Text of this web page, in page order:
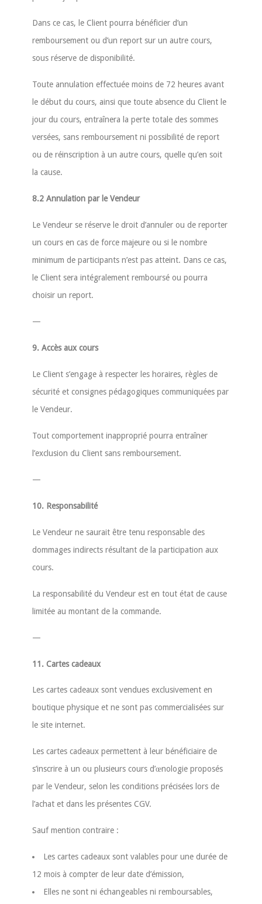
Dans ce cas, le Client pourra bénéficier d’un
remboursement ou d’un report sur un autre cours,
sous réserve de disponibilité.
Toute annulation effectuée moins de 72 heures avant
le début du cours, ainsi que toute absence du Client le
jour du cours, entraînera la perte totale des sommes
versées, sans remboursement ni possibilité de report
ou de réinscription à un autre cours, quelle qu’en soit
la cause.
8.2 Annulation par le Vendeur
Le Vendeur se réserve le droit d’annuler ou de reporter
un cours en cas de force majeure ou si le nombre
minimum de participants n’est pas atteint. Dans ce cas,
le Client sera intégralement remboursé ou pourra
choisir un report.
—
9. Accès aux cours
Le Client s’engage à respecter les horaires, règles de
sécurité et consignes pédagogiques communiquées par
le Vendeur.
Tout comportement inapproprié pourra entraîner
l’exclusion du Client sans remboursement.
—
10. Responsabilité
Le Vendeur ne saurait être tenu responsable des
dommages indirects résultant de la participation aux
cours.
La responsabilité du Vendeur est en tout état de cause
limitée au montant de la commande.
—
11. Cartes cadeaux
Les cartes cadeaux sont vendues exclusivement en
boutique physique et ne sont pas commercialisées sur
le site internet.
Les cartes cadeaux permettent à leur bénéficiaire de
s’inscrire à un ou plusieurs cours d’œnologie proposés
par le Vendeur, selon les conditions précisées lors de
l’achat et dans les présentes CGV.
Sauf mention contraire :
Les cartes cadeaux sont valables pour une durée de
12 mois à compter de leur date d’émission,
Elles ne sont ni échangeables ni remboursables,